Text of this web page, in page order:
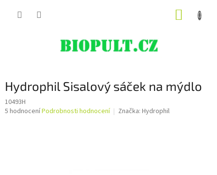
Hydrophil Sisalový sáček na mýdlo
10493H
Průměrné
5 hodnoceníPodrobnosti hodnocení Značka: Hydrophil